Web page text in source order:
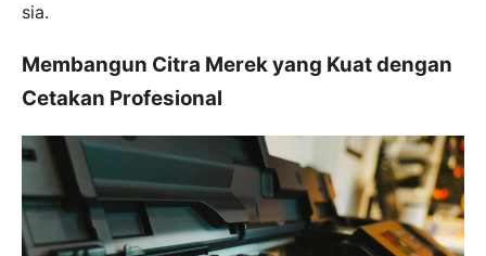
sia.
Membangun Citra Merek yang Kuat dengan
Cetakan Profesional